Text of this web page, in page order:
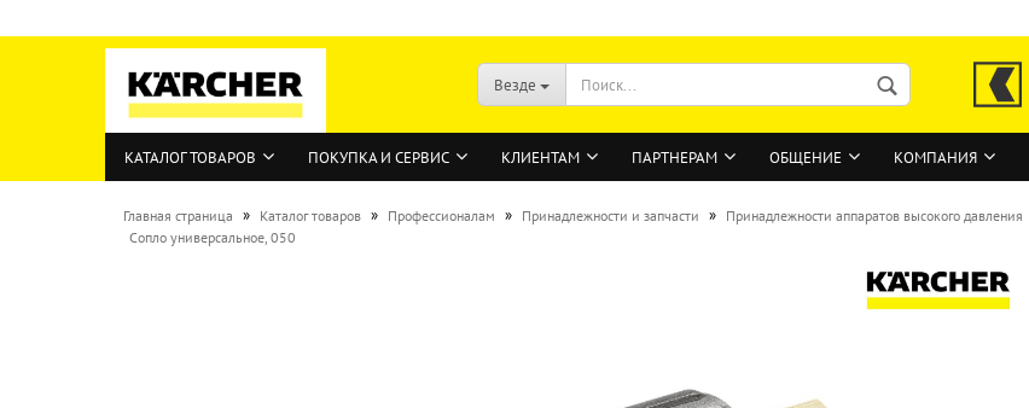
ВОЙТИ
Везде
КАТАЛОГ ТОВАРОВ ПОКУПКА И СЕРВИС КЛИЕНТАМ ПАРТНЕРАМ ОБЩЕНИЕ КОМПАНИЯ
Главная страница » Каталог товаров » Профессионалам » Принадлежности и запчасти » Принадлежности аппаратов высокого давления
Сопло универсальное, 050